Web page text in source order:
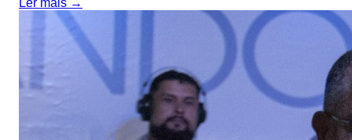
Ler mais →